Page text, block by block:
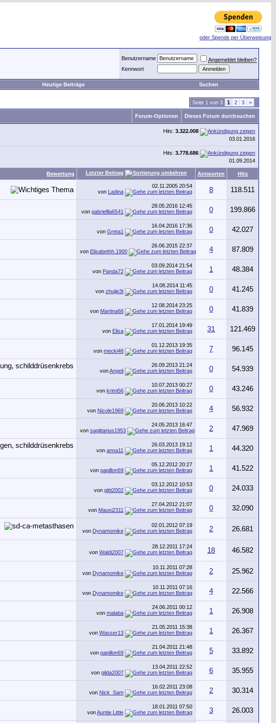
oder Spende per Überweisung
Benutzername
Angemeldet bleiben?
Kennwort
Heutige Beiträge Suchen
Seite 1 von 3 1 2 3 >
Forum-Optionen Dieses Forum durchsuchen
Hits: 3.322.008
03.01.2016
Hits: 3.778.686
01.09.2014
Bewertung Letzter Beitrag Antworten Hits
02.11.2005 20:54
von Ladina 8 118.511
28.05.2016 12:45
von gabriellla6541 0 199.866
16.04.2016 17:36
von Greta1 0 42.027
26.06.2015 22:37
von Elisabethh.1900 4 87.809
03.09.2014 21:54
von Panda72 1 48.384
14.08.2014 11:45
von zhujie3t 0 41.245
12.08.2014 23:25
von Martina68 0 41.839
17.01.2014 19:49
von Elisa 31 121.469
01.12.2013 19:35
von mecki48 7 96.145
26.09.2013 21:24
vonAngeli 0 54.939
10.07.2013 00:27
von krimi56 0 43.246
20.06.2013 10:22
von Nicole1969 4 56.932
24.05.2013 16:47
von sagittarius1953 2 47.969
26.03.2013 19:12
von anna11 1 44.320
05.12.2012 20:27
von papillon69 1 41.522
03.12.2012 10:53
von gitti2002 0 24.033
27.04.2012 21:07
von Mausi2311 0 32.090
02.01.2012 07:19
von Dynamomike 2 26.681
28.12.2011 17:24
von Waldi2007 18 46.582
10.11.2011 07:28
von Dynamomike 2 25.962
10.11.2011 07:16
von Dynamomike 4 22.566
24.06.2011 00:12
von malaba 1 26.908
21.05.2011 15:38
von Wasser13 1 26.367
21.04.2011 21:48
von papillon69 5 33.892
13.04.2011 22:52
von gilda2007 6 35.955
16.02.2011 23:08
von Nick_Sam 2 30.314
18.01.2011 07:50
vonAuntie Little 3 26.003